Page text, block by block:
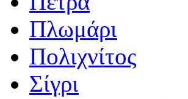
Πλωμάρι
Πολιχνίτος
Σίγρι